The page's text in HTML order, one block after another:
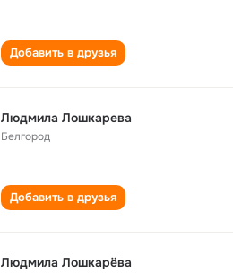
Добавить в друзья
Людмила Лошкарева
Белгород
Добавить в друзья
Людмила Лошкарёва